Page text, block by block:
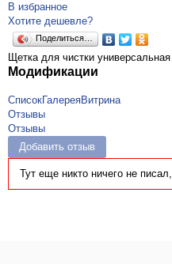
В избранное
Хотите дешевле?
Поделиться…
Щетка для чистки
Модификации
СписокГалереяВитрина
Отзывы
Отзывы
Добавить отзыв
Тут еще никто ничего не